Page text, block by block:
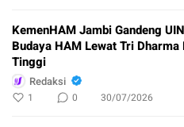
KemenHAM Jambi Gandeng
Budaya HAM Lewat Tri
Tinggi
Redaksi
1 0 30/07/2026